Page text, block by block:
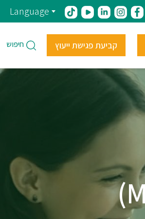
Language
קביעת פגישת ייעוץ חיפוש